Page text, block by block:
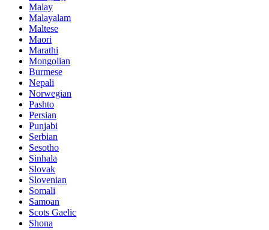
Malay
Malayalam
Maltese
Maori
Marathi
Mongolian
Burmese
Nepali
Norwegian
Pashto
Persian
Punjabi
Serbian
Sesotho
Sinhala
Slovak
Slovenian
Somali
Samoan
Scots Gaelic
Shona